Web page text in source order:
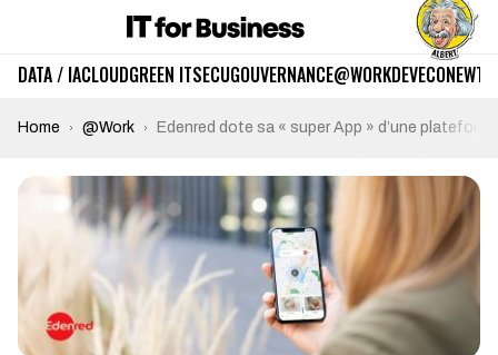
DATA / IACLOUDGREEN ITSECUGOUVERNANCE@WORKDEVECO
Home @Work Edenred dote sa « super App » d’une